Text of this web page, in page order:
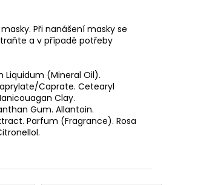
Při nanášení masky se
a v případě potřeby
Liquidum (Mineral Oil).
Caprate. Cetearyl
Clay.
Gum. Allantoin.
Parfum (Fragrance). Rosa
.